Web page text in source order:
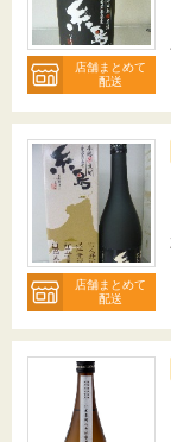
店舗まとめて
配送
店舗まとめて
配送